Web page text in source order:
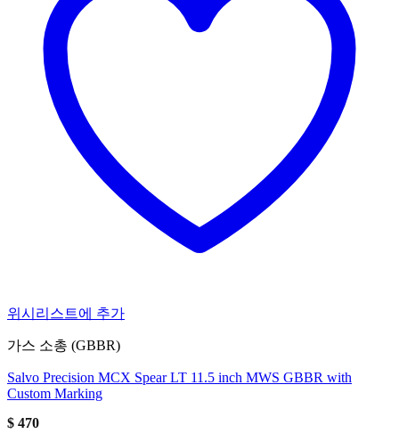
위시리스트에 추가
가스 소총 (GBBR)
Salvo Precision MCX Spear LT 11.5 inch MWS GBBR with
Custom Marking
$ 470